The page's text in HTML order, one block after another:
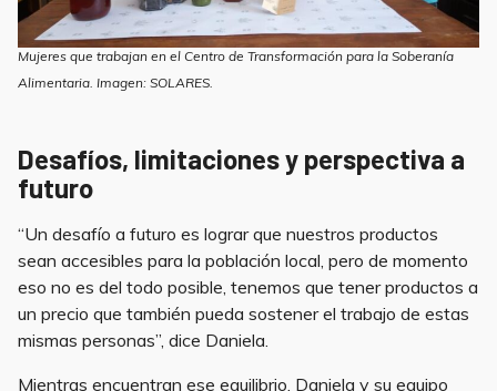
Mujeres que trabajan en el Centro de Transformación para la Soberanía
Alimentaria. Imagen: SOLARES.
Desafíos, limitaciones y perspectiva a
futuro
“Un desafío a futuro es lograr que nuestros productos
sean accesibles para la población local, pero de momento
eso no es del todo posible, tenemos que tener productos a
un precio que también pueda sostener el trabajo de estas
mismas personas”, dice Daniela.
Mientras encuentran ese equilibrio, Daniela y su equipo